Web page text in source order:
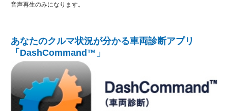
音声再生のみになります。
あなたのクルマ状況が分かる車両診断アプリ
「DashCommand™」